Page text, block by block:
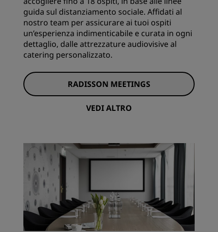
guida sul distanziamento sociale. Affidati al
nostro team per assicurare ai tuoi ospiti
un’esperienza indimenticabile e curata in ogni
dettaglio, dalle attrezzature audiovisive al
catering personalizzato.
RADISSON MEETINGS
VEDI ALTRO